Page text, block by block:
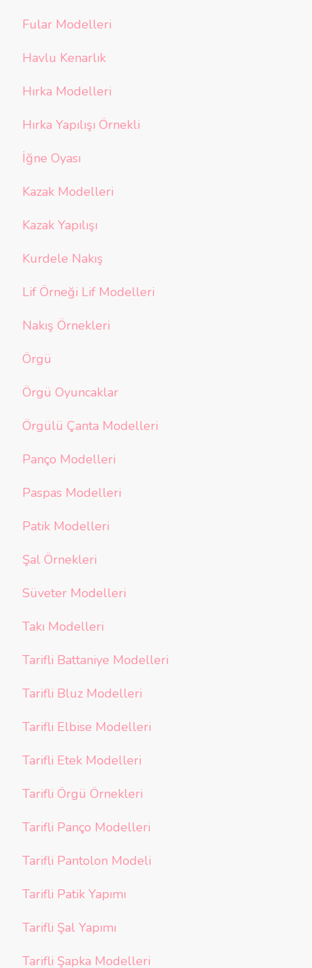
Fular Modelleri
Havlu Kenarlık
Hırka Modelleri
Hırka Yapılışı Örnekli
İğne Oyası
Kazak Modelleri
Kazak Yapılışı
Kurdele Nakış
Lif Örneği Lif Modelleri
Nakış Örnekleri
Örgü
Örgü Oyuncaklar
Örgülü Çanta Modelleri
Panço Modelleri
Paspas Modelleri
Patik Modelleri
Şal Örnekleri
Süveter Modelleri
Takı Modelleri
Tarifli Battaniye Modelleri
Tarifli Bluz Modelleri
Tarifli Elbise Modelleri
Tarifli Etek Modelleri
Tarifli Örgü Örnekleri
Tarifli Panço Modelleri
Tarifli Pantolon Modeli
Tarifli Patik Yapımı
Tarifli Şal Yapımı
Tarifli Şapka Modelleri